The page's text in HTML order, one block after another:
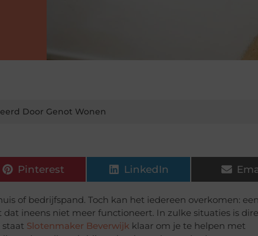
Door Genot Wonen
Pinterest LinkedIn
of bedrijfspand. Toch kan het iedereen overkomen:
ineens niet meer functioneert. In zulke situaties is
Slotenmaker Beverwijk klaar om je te helpen met